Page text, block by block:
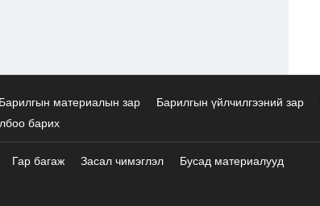
Барилгын материалын зар Барилгын үйлчилгээний зар
барих
Гар багаж Засал чимэглэл Бусад материалууд